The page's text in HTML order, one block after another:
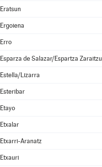
Eratsun
Ergoiena
Erro
Esparza de Salazar/Espartza Zaraitzu
Estella/Lizarra
Esteribar
Etayo
Etxalar
Etxarri-Aranatz
Etxauri